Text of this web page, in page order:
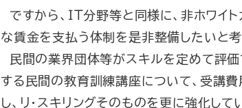
ですから、ＩＴ分野等と同様に、非ホワイ
な賃金を支払う体制を是非整備したいと考
民間の業界団体等がスキルを定めて評価
する民間の教育訓練講座について、受講
し、リ・スキリングそのものを更に強化し